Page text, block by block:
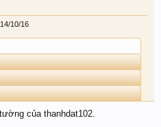
14/10/16
của thanhdat102.